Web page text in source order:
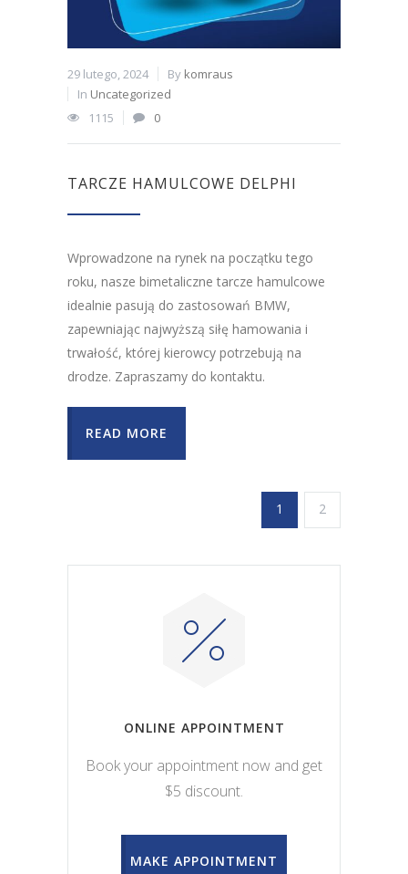
29 lutego, 2024 By komraus
In Uncategorized
1115
0
TARCZE HAMULCOWE DELPHI
Wprowadzone na rynek na początku tego
roku, nasze bimetaliczne tarcze hamulcowe
idealnie pasują do zastosowań BMW,
zapewniając najwyższą siłę hamowania i
trwałość, której kierowcy potrzebują na
drodze. Zapraszamy do kontaktu.
READ MORE
1 2
ONLINE APPOINTMENT
Book your appointment now and get
$5 discount.
MAKE APPOINTMENT